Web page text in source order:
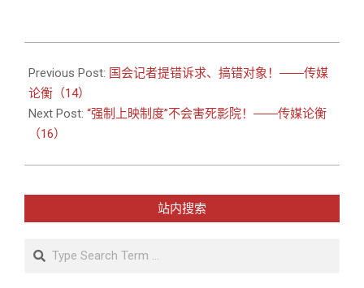
02-
20
Previous Post: 国会记者提错诉求、搞错对象！――传媒
论衡（14）
Next Post: “强制上映制度”不会害死影院！――传媒论衡
（16）
站内搜索
Search